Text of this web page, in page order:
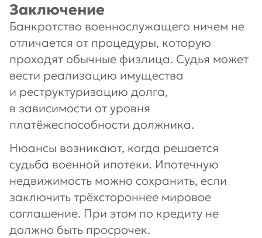
Заключение
Банкротство военнослужащего ничем не
отличается от процедуры, которую
проходят обычные физлица. Судья может
вести реализацию имущества
и реструктуризацию долга,
в зависимости от уровня
платёжеспособности должника.
Нюансы возникают, когда решается
судьба военной ипотеки. Ипотечную
недвижимость можно сохранить, если
заключить трёхстороннее мировое
соглашение. При этом по кредиту не
должно быть просрочек.